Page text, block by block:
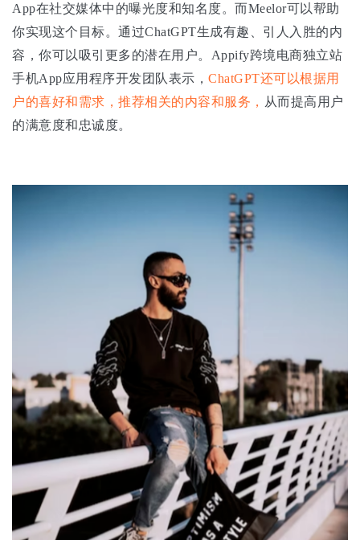
App在社交媒体中的曝光度和知名度。而Meelor可以帮助
你实现这个目标。通过ChatGPT生成有趣、引人入胜的内
容，你可以吸引更多的潜在用户。Appify跨境电商独立站
手机App应用程序开发团队表示， ChatGPT还可以根据用
户的喜好和需求，推荐相关的内容和服务， 从而提高用户
的满意度和忠诚度。